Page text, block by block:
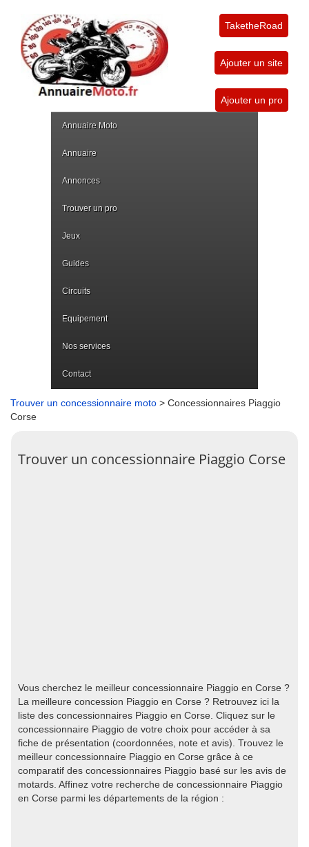
TaketheRoad
Ajouter un site
Ajouter un pro
Annuaire Moto
Annuaire
Annonces
Trouver un pro
Jeux
Guides
Circuits
Equipement
Nos services
Contact
Trouver un concessionnaire moto > Concessionnaires Piaggio
Corse
Trouver un concessionnaire Piaggio Corse
Vous cherchez le meilleur concessionnaire Piaggio en Corse ?
La meilleure concession Piaggio en Corse ? Retrouvez ici la
liste des concessionnaires Piaggio en Corse. Cliquez sur le
concessionnaire Piaggio de votre choix pour accéder à sa
fiche de présentation (coordonnées, note et avis). Trouvez le
meilleur concessionnaire Piaggio en Corse grâce à ce
comparatif des concessionnaires Piaggio basé sur les avis de
motards. Affinez votre recherche de concessionnaire Piaggio
en Corse parmi les départements de la région :